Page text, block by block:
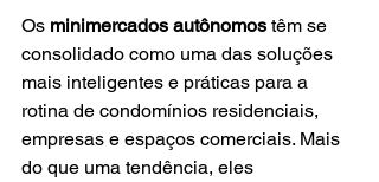
Os minimercados autônomos têm se
consolidado como uma das soluções
mais inteligentes e práticas para a
rotina de condomínios residenciais,
empresas e espaços comerciais. Mais
do que uma tendência, eles